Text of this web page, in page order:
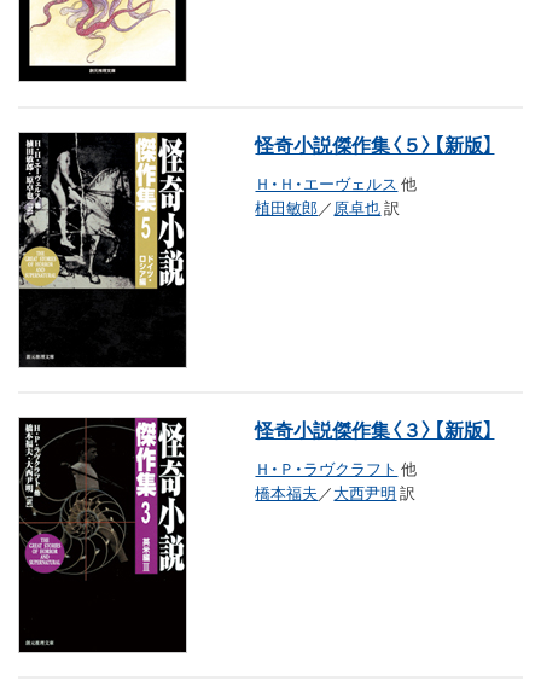
怪奇小説傑作集〈５〉【新版】
Ｈ・Ｈ・エーヴェルス 他
植田敏郎／ 原卓也訳
怪奇小説傑作集〈３〉【新版】
Ｈ・Ｐ・ラヴクラフト 他
橋本福夫／大西尹明 訳